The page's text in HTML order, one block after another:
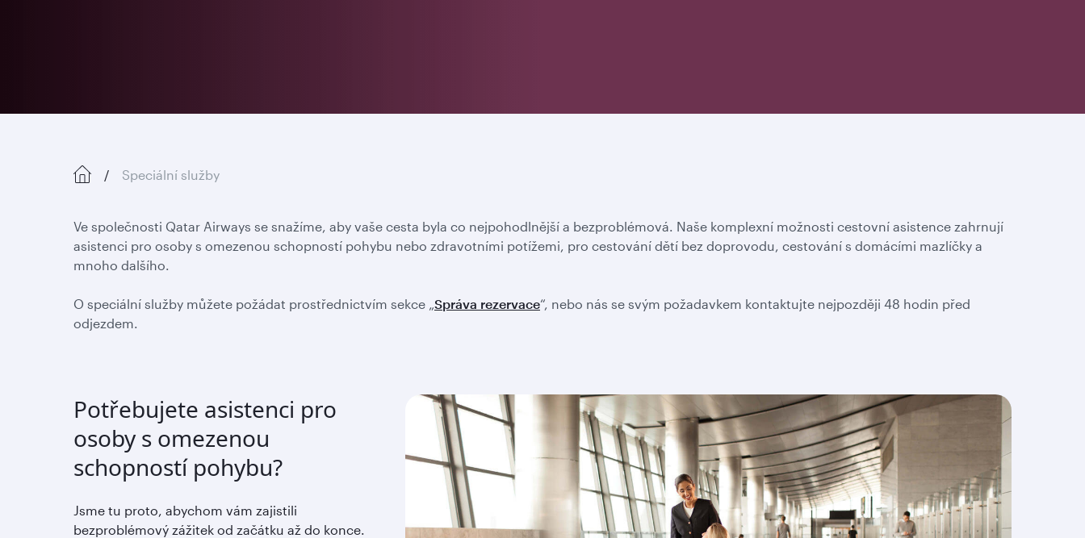
Speciální služby
Ve společnosti Qatar Airways se snažíme, aby vaše cesta byla co nejpohodlnější a bezproblémová. Naše komplexní možnosti cestovní asistence zahrnují
asistenci pro osoby s omezenou schopností pohybu nebo zdravotními potížemi, pro cestování dětí bez doprovodu, cestování s domácími mazlíčky a
mnoho dalšího.
O speciální služby můžete požádat prostřednictvím sekce „Správa rezervace“, nebo nás se svým požadavkem kontaktujte nejpozději 48 hodin před
odjezdem.
Potřebujete asistenci pro
osoby s omezenou
schopností pohybu?
Jsme tu proto, abychom vám zajistili
bezproblémový zážitek od začátku až do konce.